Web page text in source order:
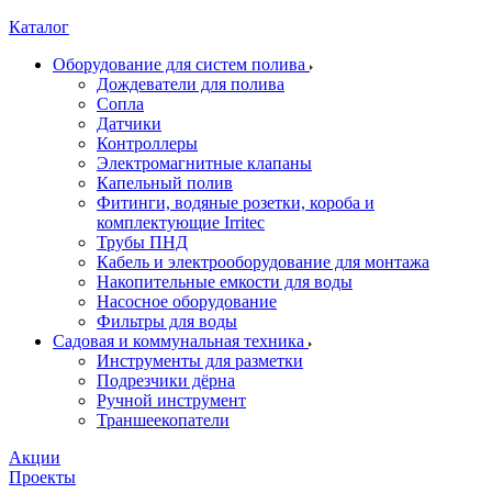
Каталог
Оборудование для систем полива
Дождеватели для полива
Сопла
Датчики
Контроллеры
Электромагнитные клапаны
Капельный полив
Фитинги, водяные розетки, короба и
комплектующие Irritec
Трубы ПНД
Кабель и электрооборудование для монтажа
Накопительные емкости для воды
Насосное оборудование
Фильтры для воды
Садовая и коммунальная техника
Инструменты для разметки
Подрезчики дёрна
Ручной инструмент
Траншеекопатели
Акции
Проекты